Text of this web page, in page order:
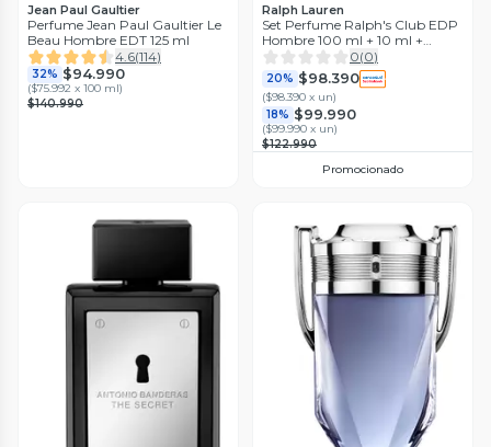
Jean Paul Gaultier
Perfume Jean Paul Gaultier Le
Beau Hombre EDT 125 ml
4.6(114)
32% $94.990
($75.992 x 100 ml)
$140.990
Ralph Lauren
Set Perfume Ralph's Club EDP
Hombre 100 ml + 10 ml +
Desodorante Ralph Lauren
0(0)
20% $98.390
($98.390 x un)
18% $99.990
($99.990 x un)
$122.990
Promocionado